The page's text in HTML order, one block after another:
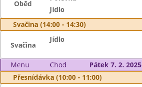
Oběd
Jídlo
Svačina (14:00 - 14:30)
Svačina
Jídlo
Menu Chod
Pátek 7. 2. 2025
Přesnídávka (10:00 - 11:00)